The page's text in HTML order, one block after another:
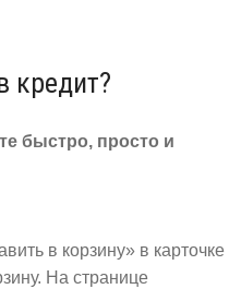
кредит?
быстро, просто и
в корзину» в карточке
На странице